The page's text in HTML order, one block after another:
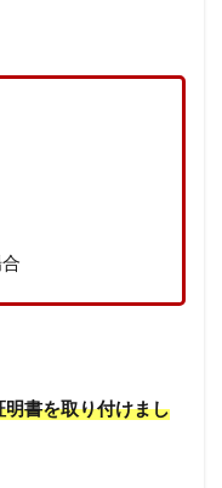
明書を取り付けまし